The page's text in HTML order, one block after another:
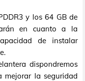
y los 64 GB de
en cuanto a la
de instalar
dispondremos
mejorar la seguridad